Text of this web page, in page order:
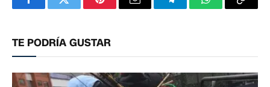
FacebookTwitterPinterestCorreoTelegramWhatsApp
TE PODRÍA GUSTAR